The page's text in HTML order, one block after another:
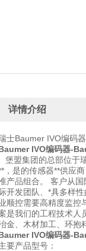
详情介绍
士Baumer IVO编码器
IVO编码器-
堡盟集团的总部位于
，是的传感器**供应
产品组合。 客户从国
际开发团队、*具多样
顺控需要高精度监控
是我们的工程技术人
金、木材加工、环抱
IVO编码器-
要产品型号：